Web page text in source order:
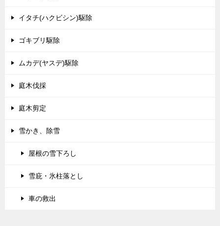
イタチ(ハクビシン)駆除
ゴキブリ駆除
ムカデ(ヤスデ)駆除
庭木伐採
庭木剪定
雪かき、除雪
屋根の雪下ろし
雪庇・氷柱落とし
車の救出